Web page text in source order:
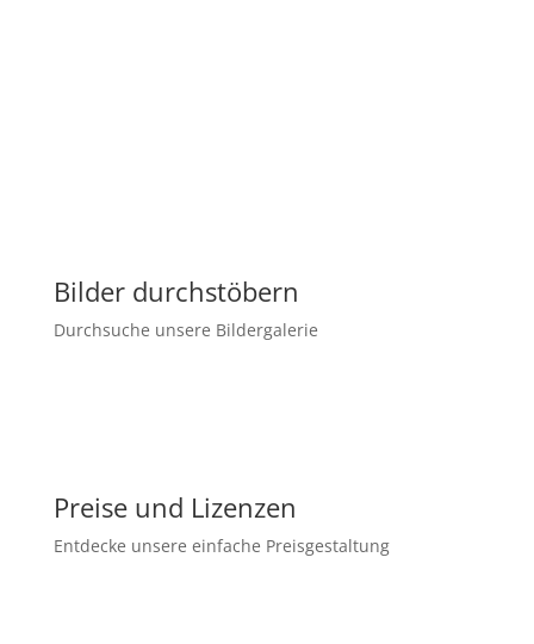
Bilder durchstöbern
Durchsuche unsere Bildergalerie
Preise und Lizenzen
Entdecke unsere einfache Preisgestaltung